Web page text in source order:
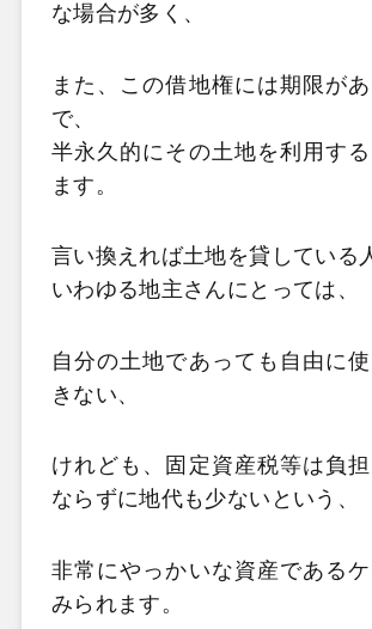
な場合が多く、
また、この借地権には期限が
で、
半永久的にその土地を利用す
ます。
言い換えれば土地を貸している
いわゆる地主さんにとっては、
自分の土地であっても自由に
きない、
けれども、固定資産税等は負
ならずに地代も少ないという、
非常にやっかいな資産であるケ
みられます。